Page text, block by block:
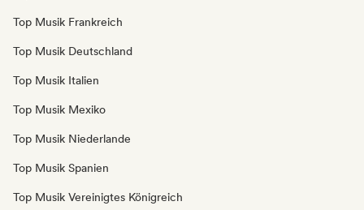
Top Musik Frankreich
Top Musik Deutschland
Top Musik Italien
Top Musik Mexiko
Top Musik Niederlande
Top Musik Spanien
Top Musik Vereinigtes Königreich